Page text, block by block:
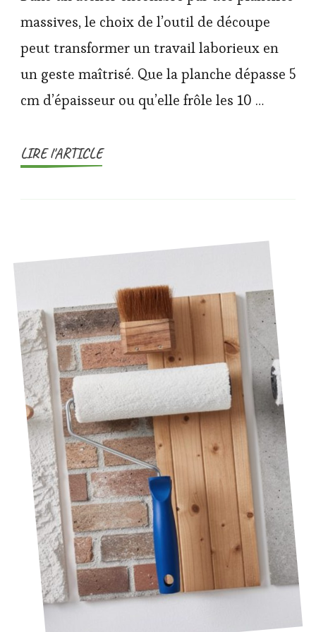
massives, le choix de l’outil de découpe
peut transformer un travail laborieux en
un geste maîtrisé. Que la planche dépasse 5
cm d’épaisseur ou qu’elle frôle les 10 …
LIRE l'ARTICLE